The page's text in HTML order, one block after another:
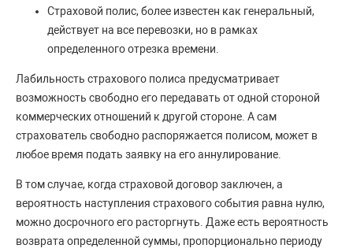
Страховой полис, более известен как генеральный,
действует на все перевозки, но в рамках
определенного отрезка времени.
Лабильность страхового полиса предусматривает
возможность свободно его передавать от одной стороной
коммерческих отношений к другой стороне. А сам
страхователь свободно распоряжается полисом, может в
любое время подать заявку на его аннулирование.
В том случае, когда страховой договор заключен, а
вероятность наступления страхового события равна нулю,
можно досрочного его расторгнуть. Даже есть вероятность
возврата определенной суммы, пропорционально периоду